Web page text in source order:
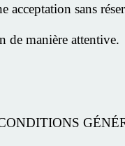
sans
de manière attentive.
CONDITIONS